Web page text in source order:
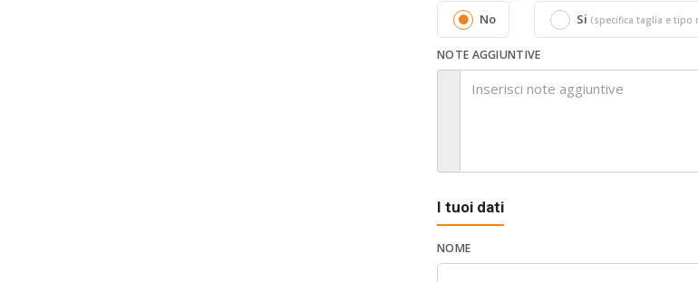
No Si (specifica taglia e tipo
NOTE AGGIUNTIVE
I tuoi dati
NOME